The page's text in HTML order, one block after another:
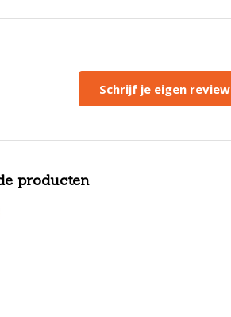
Schrijf je eigen review
producten